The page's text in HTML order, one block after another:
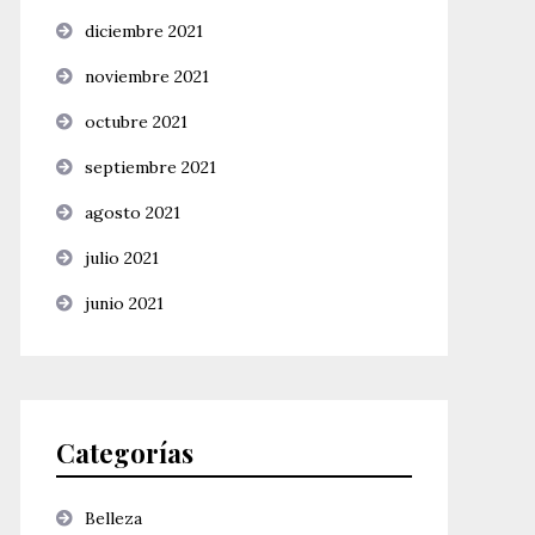
diciembre 2021
noviembre 2021
octubre 2021
septiembre 2021
agosto 2021
julio 2021
junio 2021
Categorías
Belleza